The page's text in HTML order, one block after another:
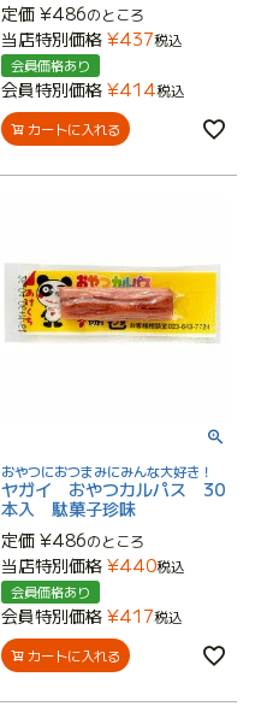
定価 ¥486のところ
当店特別価格 ¥437税込
会員価格あり
会員特別価格 ¥414税込
カートに入れる
おやつにおつまみにみんな大好き！
ヤガイ おやつカルパス 30
本入 駄菓子珍味
定価 ¥486のところ
当店特別価格 ¥440税込
会員価格あり
会員特別価格 ¥417税込
カートに入れる